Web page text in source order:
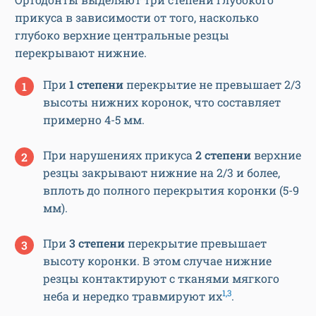
прикуса в зависимости от того, насколько
глубоко верхние центральные резцы
перекрывают нижние.
При 1 степениперекрытие не превышает 2/3
высоты нижних коронок, что составляет
примерно 4-5 мм.
При нарушениях прикуса 2 степениверхние
резцы закрывают нижние на 2/3 и более,
вплоть до полного перекрытия коронки (5-9
мм).
При 3 степениперекрытие превышает
высоту коронки. В этом случае нижние
резцы контактируют с тканями мягкого
неба и нередко травмируют их1,3.